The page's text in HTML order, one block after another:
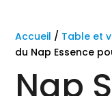
Accueil / Table et
du Nap Essence
Nap